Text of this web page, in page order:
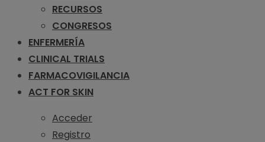
RECURSOS
CONGRESOS
ENFERMERÍA
CLINICAL TRIALS
FARMACOVIGILANCIA
ACT FOR SKIN
Acceder
Registro